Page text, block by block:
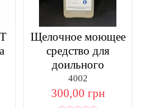
Щелочное моющее
средство для
доильного
оборудования
4002
300,00 грн